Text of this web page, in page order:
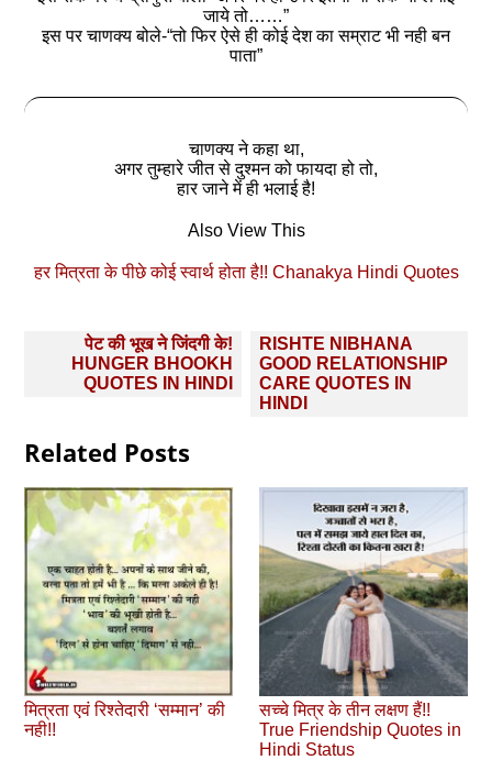
जाये तो……”
इस पर चाणक्य बोले-“तो फिर ऐसे ही कोई देश का सम्राट भी नही बन
पाता”
चाणक्य ने कहा था,
अगर तुम्हारे जीत से दुश्मन को फायदा हो तो,
हार जाने में ही भलाई है!
Also View This
हर मित्रता के पीछे कोई स्वार्थ होता है!! Chanakya Hindi Quotes
navigation
पेट की भूख ने जिंदगी के!
HUNGER BHOOKH
QUOTES IN HINDI
RISHTE NIBHANA
GOOD RELATIONSHIP
CARE QUOTES IN
HINDI
Related Posts
मित्रता एवं रिश्‍तेदारी ‘सम्‍मान’ की
नही!!
सच्‍चे मित्र के तीन लक्षण हैं!!
True Friendship Quotes in
Hindi Status